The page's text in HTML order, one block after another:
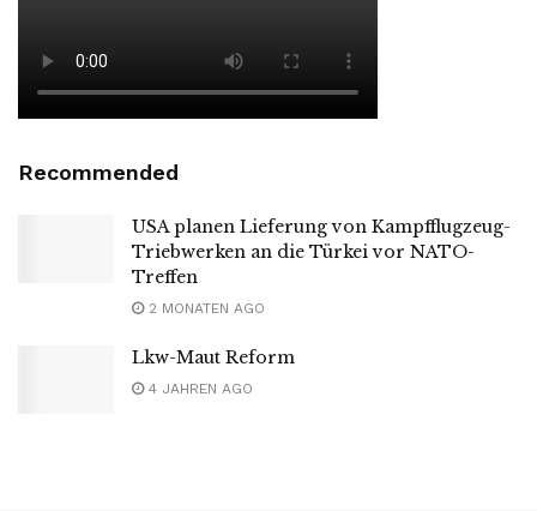
Recommended
USA planen Lieferung von Kampfflugzeug-
Triebwerken an die Türkei vor NATO-
Treffen
2 MONATEN AGO
Lkw-Maut Reform
4 JAHREN AGO